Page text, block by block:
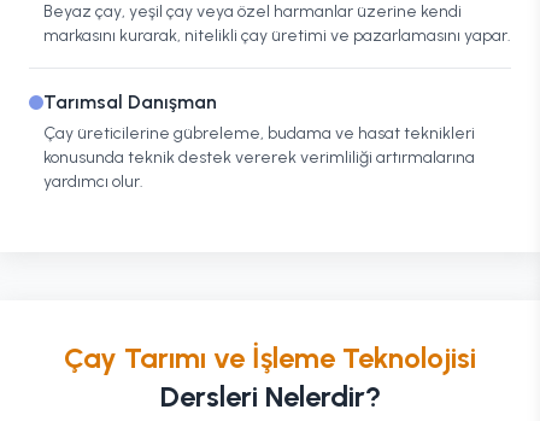
Beyaz çay, yeşil çay veya özel harmanlar üzerine kendi
markasını kurarak, nitelikli çay üretimi ve pazarlamasını yapar.
Tarımsal Danışman
Çay üreticilerine gübreleme, budama ve hasat teknikleri
konusunda teknik destek vererek verimliliği artırmalarına
yardımcı olur.
Çay Tarımı ve İşleme Teknolojisi
Dersleri Nelerdir?